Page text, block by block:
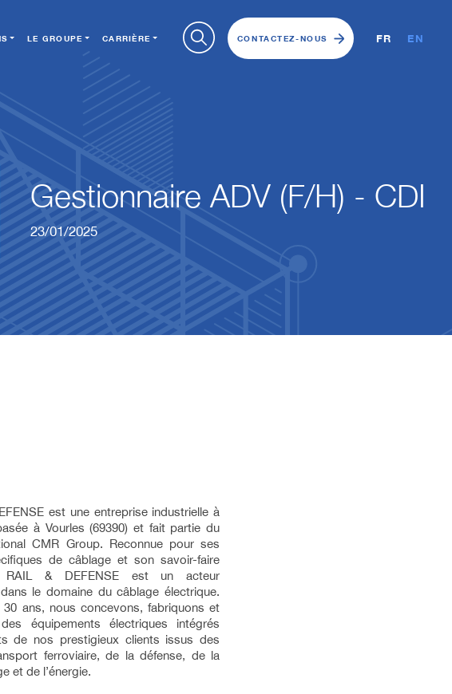
LE GROUPE CARRIÈRE CONTACTEZ-NOUS FR EN
Gestionnaire ADV (F/H) - CDI
23/01/2025
est une entreprise industrielle à
à Vourles (69390) et fait partie du
CMR Group. Reconnue pour ses
de câblage et son savoir-faire
RAIL & DEFENSE est un acteur
le domaine du câblage électrique.
ans, nous concevons, fabriquons et
équipements électriques intégrés
de nos prestigieux clients issus des
ferroviaire, de la défense, de la
et de l’énergie.